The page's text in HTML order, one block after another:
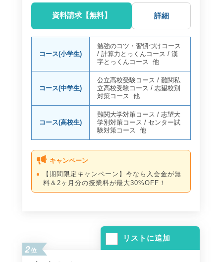
資料請求【無料】 詳細
コース(小学生)
勉強のコツ・習慣づけコース
/計算力とっくんコース /漢
字とっくんコース 他
コース(中学生)
公立高校受験コース /難関私
立高校受験コース /志望校別
対策コース 他
コース(高校生)
難関大学対策コース /志望大
学別対策コース /センター試
験対策コース 他
キャンペーン
【期間限定キャンペーン】今なら入会金が無
料＆2ヶ月分の授業料が最大30%OFF！
リストに追加
2位